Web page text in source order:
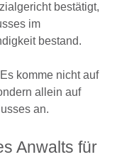
bestätigt,
im
bestand.
komme nicht auf
allein auf
an.
Anwalts für